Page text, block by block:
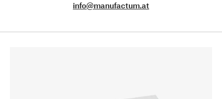
info@manufactum.at